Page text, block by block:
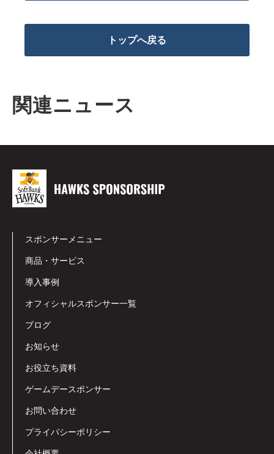
トップへ戻る
関連ニュース
スポンサーメニュー
商品・サービス
導入事例
オフィシャルスポンサー一覧
ブログ
お知らせ
お役立ち資料
ゲームデースポンサー
お問い合わせ
プライバシーポリシー